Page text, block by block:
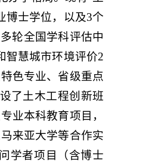
博士学位，以及3个
轮全国学科评估中
智慧城市环境评价2
色专业、省级重点
了土木工程创新班
业本科教育项目，
来亚大学等合作实
学者项目（含博士